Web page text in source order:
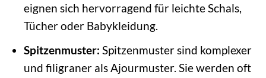
eignen sich hervorragend für leichte Schals,
Tücher oder Babykleidung.
Spitzenmuster: Spitzenmuster sind komplexer
und filigraner als Ajourmuster. Sie werden oft